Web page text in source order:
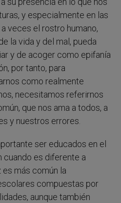
y especialmente en las
veces el rostro humano,
la vida y del mal, pueda
y de acoger como epifanía
por tanto, para
como realmente
necesitamos referirnos
que nos ama a todos, a
y nuestros errores.
ser educados en el
cuando es diferente a
más común la
compuestas por
aunque también